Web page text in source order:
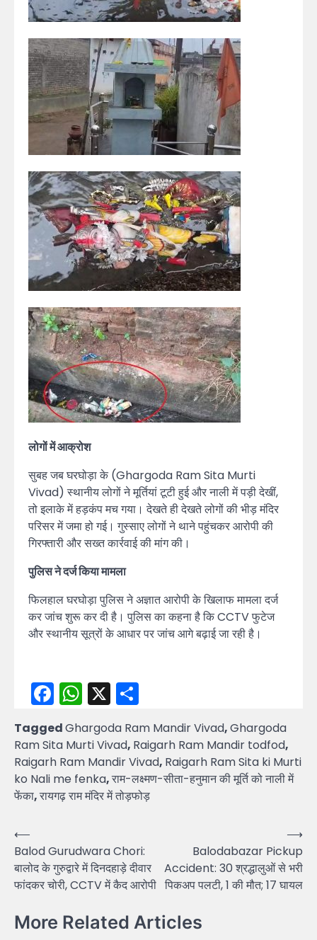
लोगों में आक्रोश
सुबह जब घरघोड़ा के (Ghargoda Ram Sita Murti
Vivad) स्थानीय लोगों ने मूर्तियां टूटी हुई और नाली में पड़ी देखीं,
तो इलाके में हड़कंप मच गया। देखते ही देखते लोगों की भीड़ मंदिर
परिसर में जमा हो गई। गुस्साए लोगों ने थाने पहुंचकर आरोपी की
गिरफ्तारी और सख्त कार्रवाई की मांग की।
पुलिस ने दर्ज किया मामला
फिलहाल घरघोड़ा पुलिस ने अज्ञात आरोपी के खिलाफ मामला दर्ज
कर जांच शुरू कर दी है। पुलिस का कहना है कि CCTV फुटेज
और स्थानीय सूत्रों के आधार पर जांच आगे बढ़ाई जा रही है।
Facebook
WhatsApp
X
TaggedGhargoda Ram Mandir Vivad,Ghargoda
Ram Sita Murti Vivad, Raigarh Ram Mandir todfod,
Raigarh Ram Mandir Vivad, Raigarh Ram Sita ki Murti
ko Nali me fenka,राम-लक्ष्मण-सीता-हनुमान की मूर्ति को नाली में
फेंका,रायगढ़ राम मंदिर में तोड़फोड़
Post
navigation
⟵
Balod Gurudwara Chori:
बालोद के गुरुद्वारे में दिनदहाड़े दीवार
फांदकर चोरी, CCTV में कैद आरोपी
Balodabazar Pickup
Accident: 30 श्रद्धालुओं से भरी
पिकअप पलटी, 1 की मौत; 17 घायल
⟶
More Related Articles